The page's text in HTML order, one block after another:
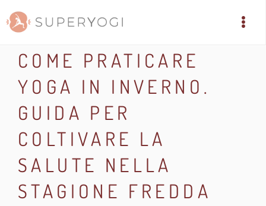
COME PRATICARE
YOGA IN INVERNO.
GUIDA PER
COLTIVARE LA
SALUTE NELLA
STAGIONE FREDDA